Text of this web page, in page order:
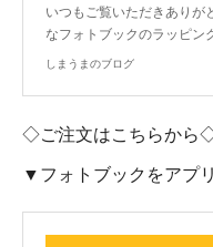
いつもご覧いただきありが
なフォトブックのラッピ
しまうまのブログ
◇ご注文はこちらから
▼フォトブックをアプ